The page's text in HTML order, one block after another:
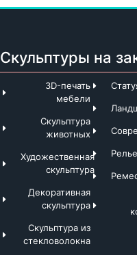
Скульптуры на
3D-печать
мебели
Скульптура
животных
Художественная
скульптура
Декоративная
скульптура
Скульптура из
стекловолокна